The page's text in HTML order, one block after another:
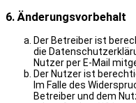
6. Änderungsvorbehalt
Der Betreiber ist
die
Nutzer per E-Mail
Der Nutzer ist
Im Falle des
Betreiber und dem